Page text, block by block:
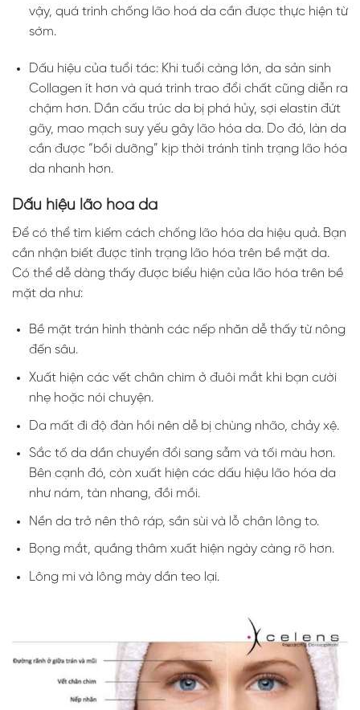
vậy, quá trình chống lão hoá da cần được thực hiện từ
sớm.
Dấu hiệu của tuổi tác: Khi tuổi càng lớn, da sản sinh
Collagen ít hơn và quá trình trao đổi chất cũng diễn ra
chậm hơn. Dần cấu trúc da bị phá hủy, sợi elastin đứt
gãy, mao mạch suy yếu gây lão hóa da. Do đó, làn da
cần được “bồi dưỡng” kịp thời tránh tình trạng lão hóa
da nhanh hơn.
Dấu hiệu lão hóa da
Để có thể tìm kiếm cách chống lão hóa da hiệu quả. Bạn
cần nhận biết được tình trạng lão hóa trên bề mặt da.
Có thể dễ dàng thấy được biểu hiện của lão hóa trên bề
mặt da như:
Bề mặt trán hình thành các nếp nhăn dễ thấy từ nông
đến sâu.
Xuất hiện các vết chân chim ở đuôi mắt khi bạn cười
nhẹ hoặc nói chuyện.
Da mất đi độ đàn hồi nên dễ bị chùng nhão, chảy xệ.
Sắc tố da dần chuyển đổi sang sẫm và tối màu hơn.
Bên cạnh đó, còn xuất hiện các dấu hiệu lão hóa da
như nám, tàn nhang, đồi mồi.
Nền da trở nên thô ráp, sần sùi và lỗ chân lông to.
Bọng mắt, quầng thâm xuất hiện ngày càng rõ hơn.
Lông mi và lông mày dần teo lại.